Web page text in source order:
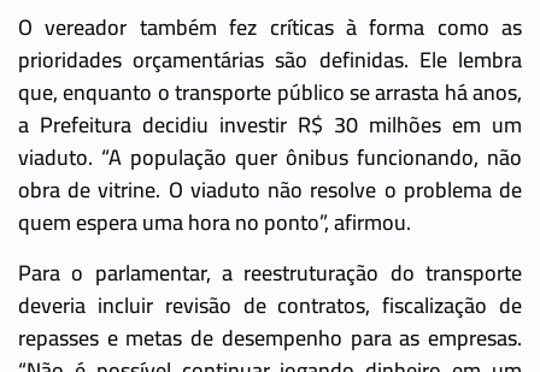
O vereador também fez críticas à forma como as
prioridades orçamentárias são definidas. Ele lembra
que, enquanto o transporte público se arrasta há anos,
a Prefeitura decidiu investir R$ 30 milhões em um
viaduto. “A população quer ônibus funcionando, não
obra de vitrine. O viaduto não resolve o problema de
quem espera uma hora no ponto”, afirmou.
Para o parlamentar, a reestruturação do transporte
deveria incluir revisão de contratos, fiscalização de
repasses e metas de desempenho para as empresas.